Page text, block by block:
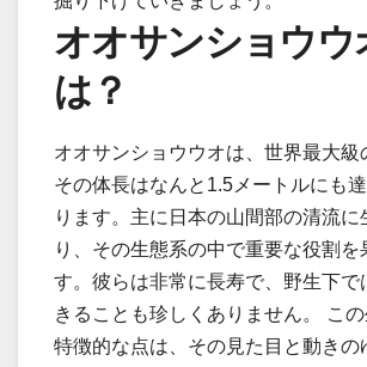
オオサンショウウ
は？
オオサンショウウオは、世界最大級
その体長はなんと1.5メートルにも
ります。主に日本の山間部の清流に
り、その生態系の中で重要な役割を
す。彼らは非常に長寿で、野生下で
きることも珍しくありません。 こ
特徴的な点は、その見た目と動きの